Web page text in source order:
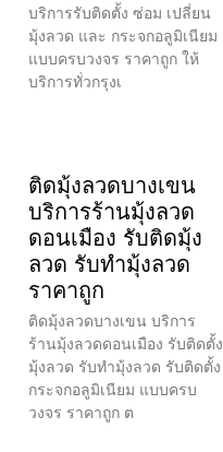
บริการรับติดตั้ง ซ่อม เปลี่ยน
มุ้งลวด และ กระจกอลูมิเนียม
แบบครบวงจร ราคาถูก ให้
บริการทั่วกรุงเ
ติดมุ้งลวดบางเขน
บริการร้านมุ้งลวด
ดอนเมือง รับติดมุ้ง
ลวด รับทำมุ้งลวด
ราคาถูก
ติดมุ้งลวดบางเขน บริการ
ร้านมุ้งลวดดอนเมือง รับติดตั้ง
มุ้งลวด รับทำมุ้งลวด รับติดตั้ง
กระจกอลูมิเนียม แบบครบ
วงจร ราคาถูก ต